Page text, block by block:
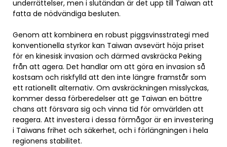
underrättelser, men i slutändan är det upp till Taiwan att
fatta de nödvändiga besluten.
Genom att kombinera en robust piggsvinsstrategi med
konventionella styrkor kan Taiwan avsevärt höja priset
för en kinesisk invasion och därmed avskräcka Peking
från att agera. Det handlar om att göra en invasion så
kostsam och riskfylld att den inte längre framstår som
ett rationellt alternativ. Om avskräckningen misslyckas,
kommer dessa förberedelser att ge Taiwan en bättre
chans att försvara sig och vinna tid för omvärlden att
reagera. Att investera i dessa förmågor är en investering
i Taiwans frihet och säkerhet, och i förlängningen i hela
regionens stabilitet.